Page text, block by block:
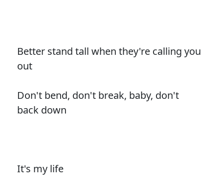
Better stand tall when they're calling you
out
Don't bend, don't break, baby, don't
back down
It's my life